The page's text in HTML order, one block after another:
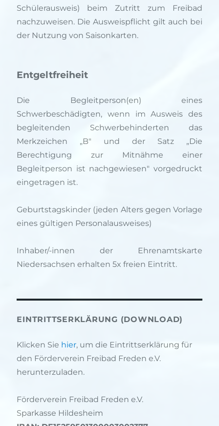
Schülerausweis) beim Zutritt zum Freibad
nachzuweisen. Die Ausweispflicht gilt auch bei
der Nutzung von Saisonkarten.
Entgeltfreiheit
Die Begleitperson(en) eines
Schwerbeschädigten, wenn im Ausweis des
begleitenden Schwerbehinderten das
Merkzeichen „B" und der Satz „Die
Berechtigung zur Mitnähme einer
Begleitperson ist nachgewiesen" vorgedruckt
eingetragen ist.
Geburtstagskinder (jeden Alters gegen Vorlage
eines gültigen Personalausweises)
Inhaber/-innen der Ehrenamtskarte
Niedersachsen erhalten 5x freien Eintritt.
EINTRITTSERKLÄRUNG (DOWNLOAD)
Klicken Sie hier, um die Eintrittserklärung für
den Förderverein Freibad Freden e.V.
herunterzuladen.
Förderverein Freibad Freden e.V.
Sparkasse Hildesheim